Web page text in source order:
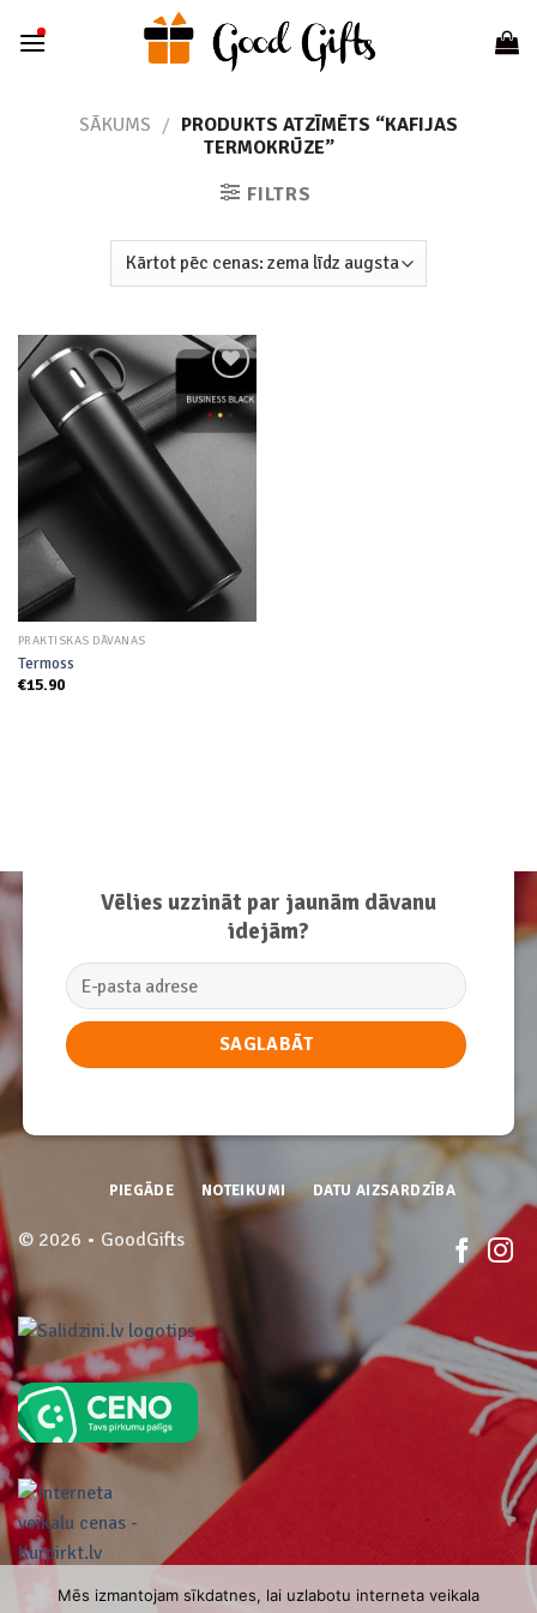
SĀKUMS / PRODUKTS ATZĪMĒTS “KAFIJAS
TERMOKRŪZE”
FILTRS
Add to
PRAKTISKAS DĀVANAS
Termoss
€15.90
Vēlies uzzināt par jaunām dāvanu
idejām?
© 2026 • GoodGifts
PIEGĀDE NOTEIKUMI DATU AIZSARDZĪBA
Mēs izmantojam sīkdatnes, lai uzlabotu interneta veikala